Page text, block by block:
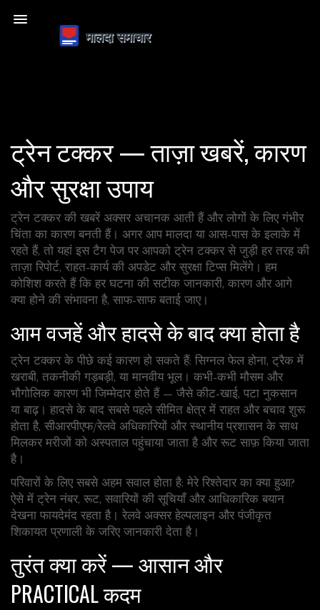
ट्रेन टक्कर — ताज़ा खबरें, कारण
और सुरक्षा उपाय
ट्रेन टक्कर की खबरें अक्सर अचानक आती हैं और लोगों के लिए गंभीर
चिंता का कारण बनती हैं। अगर आप मालदा या आस-पास के इलाके में
रहते हैं, तो यहां इस टैग पेज पर आपको ट्रेन टक्कर से जुड़ी हर तरह की
ताज़ा रिपोर्ट, राहत-कार्य की अपडेट और सुरक्षा टिप्स मिलेंगे। हम
कोशिश करते हैं कि हर घटना की सटीक जानकारी, कारण और आगे
क्या होने की संभावना है, साफ-साफ बताई जाए।
आम वजहें और हादसे के बाद क्या होता है
ट्रेन टक्कर के पीछे कई कारण हो सकते हैं: सिग्नल फेल होना, ट्रैक में
खराबी, तकनीकी गड़बड़ी, या मानवीय भूल। कभी-कभी मौसम और
भौगोलिक कारण भी जिम्मेदार होते हैं — जैसे कीट-खाई, पटा नुकसान
या बाढ़। हादसे के बाद सबसे पहले सीमित क्षेत्र में राहत और बचाव शुरू
होता है, सीआरपीएफ/रेलवे अधिकारियों और स्थानीय प्रशासन के साथ
मिलकर मरीजों को अस्पताल पहुंचाया जाता है और रूट साफ़ किया जाता
है।
परिवारों के लिए सबसे अहम सवाल होता है: मेरे रिश्तेदार का क्या हुआ?
ऐसे में ट्रेन नंबर, रूट, सवारियों की सूचियाँ और आधिकारिक बयान
देखना फायदेमंद रहता है। रेलवे अक्सर हेल्पलाइन और पंजीकृत
शिकायत प्रणाली के जरिए जानकारी देता है।
तुरंत क्या करें — आसान और
PRACTICAL कदम